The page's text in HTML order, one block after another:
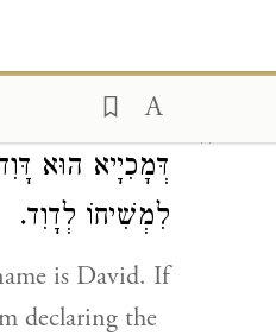
11
רַבָּנָן אָמְרֵי
דְּמָכִיָיא הוּא
לִמְשִׁיחוֹ לְדָוִד.
is David. If
declaring the